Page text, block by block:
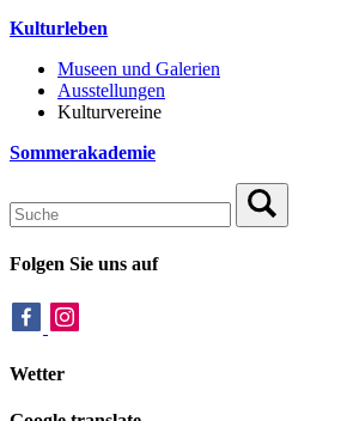
Kulturleben
Museen und Galerien
Ausstellungen
Kulturvereine
Sommerakademie
Folgen Sie uns auf
Wetter